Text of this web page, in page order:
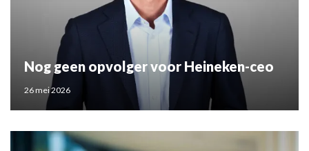
Nog geen opvolger voor Heineken-ceo
26 mei 2026